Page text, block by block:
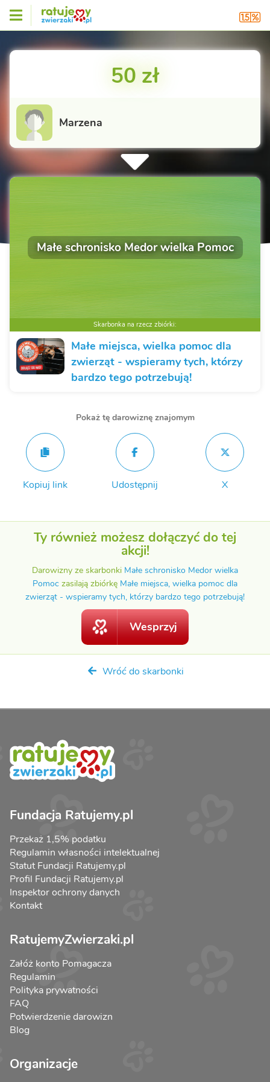
50 zł
Marzena
Małe schronisko Medor wielka Pomoc
Skarbonka na rzecz zbiórki:
Małe miejsca, wielka pomoc dla
zwierząt - wspieramy tych, którzy
bardzo tego potrzebują!
Pokaż tę darowiznę znajomym
Kopiuj link Udostępnij X
Ty również możesz dołączyć do tej
akcji!
Darowizny ze skarbonki Małe schronisko Medor wielka
Pomoc zasilają zbiórkę Małe miejsca, wielka pomoc dla
zwierząt - wspieramy tych, którzy bardzo tego potrzebują!
Wesprzyj
Wróć do skarbonki
Fundacja Ratujemy.pl
Przekaż 1,5% podatku
Regulamin własności intelektualnej
Statut Fundacji Ratujemy.pl
Profil Fundacji Ratujemy.pl
Inspektor ochrony danych
Kontakt
RatujemyZwierzaki.pl
Załóż konto Pomagacza
Regulamin
Polityka prywatności
FAQ
Potwierdzenie darowizn
Blog
Organizacje